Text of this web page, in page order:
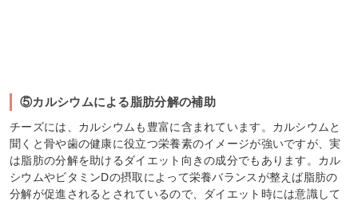
⑤カルシウムによる脂肪分解の補助
チーズには、カルシウムも豊富に含まれています。カルシウムと
聞くと骨や歯の健康に役立つ栄養素のイメージが強いですが、実
は脂肪の分解を助けるダイエット向きの成分でもあります。カル
シウムやビタミンDの摂取によって栄養バランスが整えば脂肪の
分解が促進されるとされているので、ダイエット時には意識して